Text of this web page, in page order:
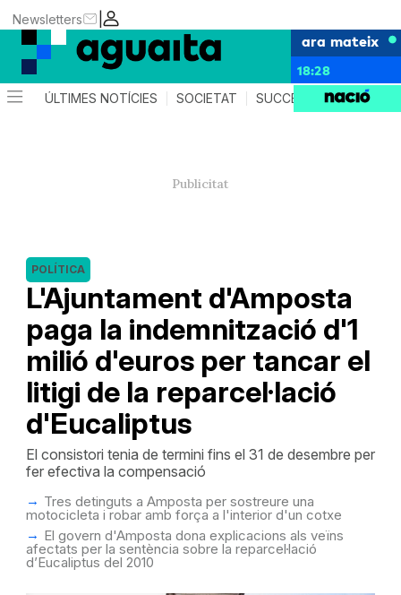
|
Newsletters
ara mateix
18:28
ÚLTIMES NOTÍCIES SOCIETAT SUCCESSOS AGENDA
L'Ajuntament d'Amposta
paga la indemnització d'1
milió d'euros per tancar el
litigi de la reparcel·lació
d'Eucaliptus
POLÍTICA
El consistori tenia de termini fins el 31 de desembre per
fer efectiva la compensació
Tres detinguts a Amposta per sostreure una
motocicleta i robar amb força a l'interior d'un cotxe
El govern d'Amposta dona explicacions als veïns
afectats per la sentència sobre la reparcel·lació
d’Eucaliptus del 2010